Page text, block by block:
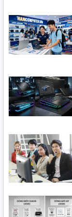
Nhiệt độ bảo
quản
Độ ẩm bảo
quản